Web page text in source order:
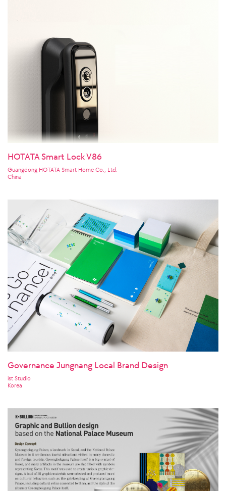
HOTATA Smart Lock V86
Guangdong HOTATA Smart Home Co., Ltd.
China
Governance Jungnang Local Brand Design
ist Studio
Korea